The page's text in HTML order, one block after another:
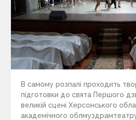
В самому розпалі проходить
підготовки до свята Першого
великій сцені Херсонського
академічного